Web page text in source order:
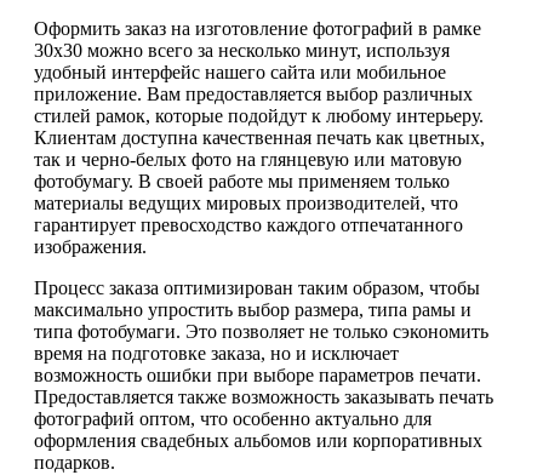
Оформить заказ на изготовление фотографий в рамке
30х30 можно всего за несколько минут, используя
удобный интерфейс нашего сайта или мобильное
приложение. Вам предоставляется выбор различных
стилей рамок, которые подойдут к любому интерьеру.
Клиентам доступна качественная печать как цветных,
так и черно-белых фото на глянцевую или матовую
фотобумагу. В своей работе мы применяем только
материалы ведущих мировых производителей, что
гарантирует превосходство каждого отпечатанного
изображения.
Процесс заказа оптимизирован таким образом, чтобы
максимально упростить выбор размера, типа рамы и
типа фотобумаги. Это позволяет не только сэкономить
время на подготовке заказа, но и исключает
возможность ошибки при выборе параметров печати.
Предоставляется также возможность заказывать печать
фотографий оптом, что особенно актуально для
оформления свадебных альбомов или корпоративных
подарков.